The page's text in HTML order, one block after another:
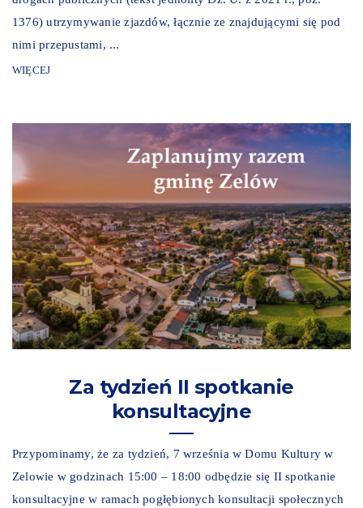
1376) utrzymywanie zjazdów, łącznie ze znajdującymi się pod
nimi przepustami, ...
WIĘCEJ
Za tydzień II spotkanie
konsultacyjne
Przypominamy, że za tydzień, 7 września w Domu Kultury w
Zelowie w godzinach 15:00 – 18:00 odbędzie się II spotkanie
konsultacyjne w ramach pogłębionych konsultacji społecznych